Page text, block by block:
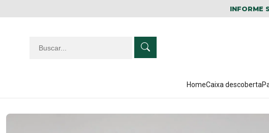
INFORME
HomeCaixa descoberta